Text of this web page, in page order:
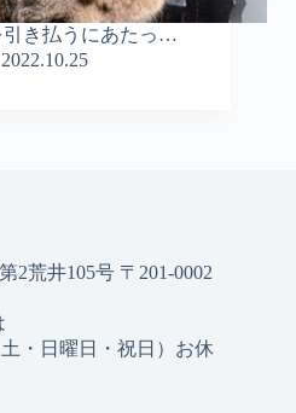
引き払うにあたっ…
2022.10.25
2荒井105号 〒201-0002
・日曜日・祝日）お休